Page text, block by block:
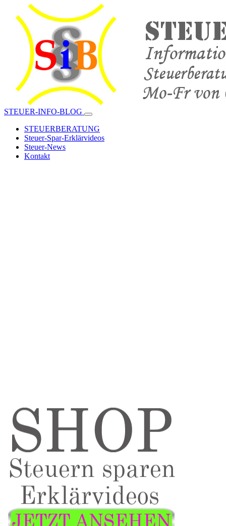
STEUER-INFO-BLOG
STEUERBERATUNG
Steuer-Spar-Erklärvideos
Steuer-News
Kontakt